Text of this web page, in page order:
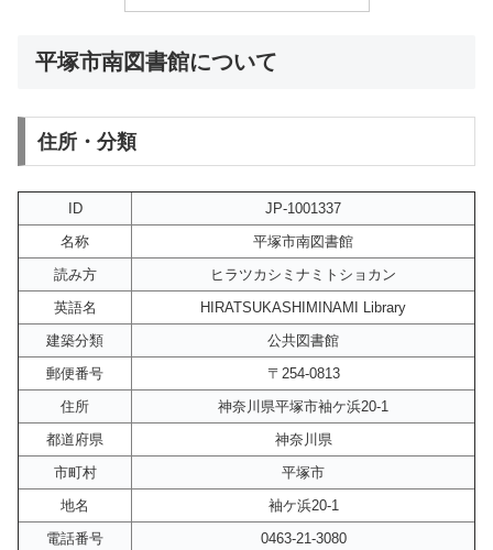
平塚市南図書館について
住所・分類
ID
JP-1001337
名称
平塚市南図書館
読み方
ヒラツカシミナミトショカン
英語名
HIRATSUKASHIMINAMI Library
建築分類
公共図書館
郵便番号
〒254-0813
住所
神奈川県平塚市袖ケ浜20-1
都道府県
神奈川県
市町村
平塚市
地名
袖ケ浜20-1
電話番号
0463-21-3080